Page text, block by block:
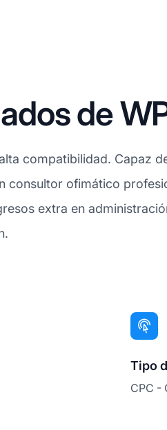
de
compatibilidad. Capaz
consultor ofimático
extra en
Tipo
CPC -